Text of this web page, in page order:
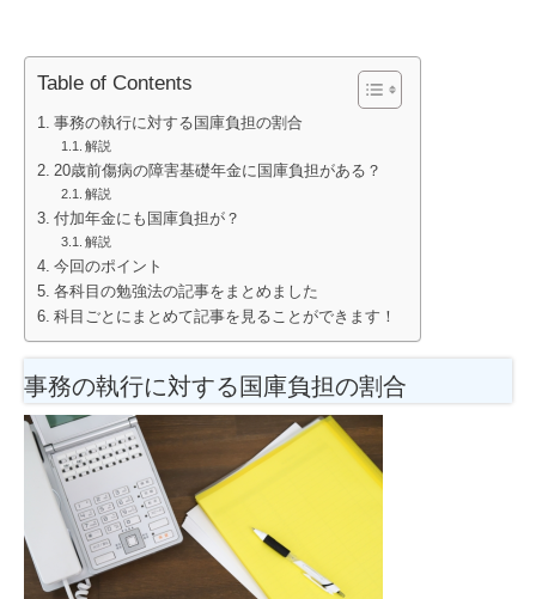
Table of Contents
事務の執行に対する国庫負担の割合
解説
20歳前傷病の障害基礎年金に国庫負担がある？
解説
付加年金にも国庫負担が？
解説
今回のポイント
各科目の勉強法の記事をまとめました
科目ごとにまとめて記事を見ることができます！
事務の執行に対する国庫負担の割合